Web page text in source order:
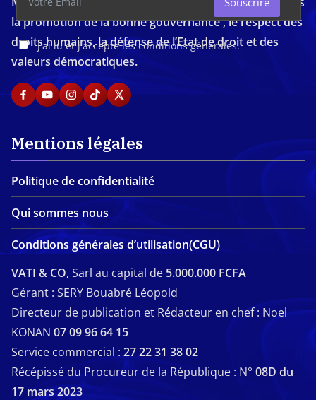
J'ai lu et j'accepte les conditions générales.
la promotion de la bonne gouvernance , le respect des
droits humains, la défense de l’Etat de droit et des
valeurs démocratiques.
Mentions légales
Politique de confidentialité
Qui sommes nous
Conditions générales d’utilisation(CGU)
VATI & CO,Sarl au capital de 5.000.000 FCFA
Gérant : SERY Bouabré Léopold
Directeur de publication et Rédacteur en chef : Noel
KONAN 07 09 96 64 15
Service commercial : 27 22 31 38 02
Récépissé du Procureur de la République : N° 08D du
17 mars 2023